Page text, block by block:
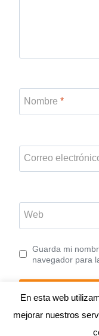
Nombre *
Correo
Web
Guarda mi
navegador para
En esta web
mejorar nuestros